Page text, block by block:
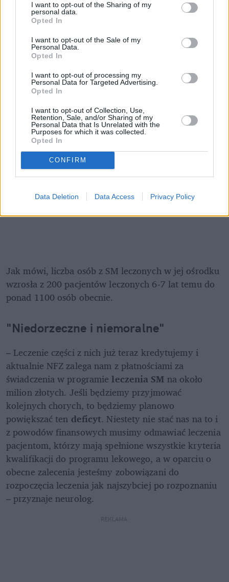
I want to opt-out of the Sharing of my
personal data.
Opted In
I want to opt-out of the Sale of my
Personal Data.
Opted In
I want to opt-out of processing my
Personal Data for Targeted Advertising.
Opted In
I want to opt-out of Collection, Use,
Retention, Sale, and/or Sharing of my
Personal Data that Is Unrelated with the
Purposes for which it was collected.
Opted In
CONFIRM
Data Deletion Data Access Privacy Policy
Jak mówi, liczba osób z SM leczonych w jej ośrodku
wzrosła z 200 pacjentów leczonych 6-7 lat temu do
ponad 1100 osób obecnie.
"Niedorzeczne i niemoralne"
– Leczenie części z nich już teraz kredytujemy i
aktualnie NFZ zalega nam z płatnościami za
świadczenia w programie leczenia SM na około
milion złotych. Jeśli będziemy przyjmować
kolejnych chorych, to będziemy planowo
powiększać ten deficyt. Niestety nie stać nas na to i
z powodów finansowych musimy odmawiać leczenia
pacjentom, którzy mają spełnione wszystkie kryteria
kwalifikacji do programu lekowego, a w oparciu o
obecne zalecenia jesteśmy zobowiązani do
rozpoczęcia leczenia jak najszybciej po rozpoznaniu
– przyznaje neurolog.
REKLAMA